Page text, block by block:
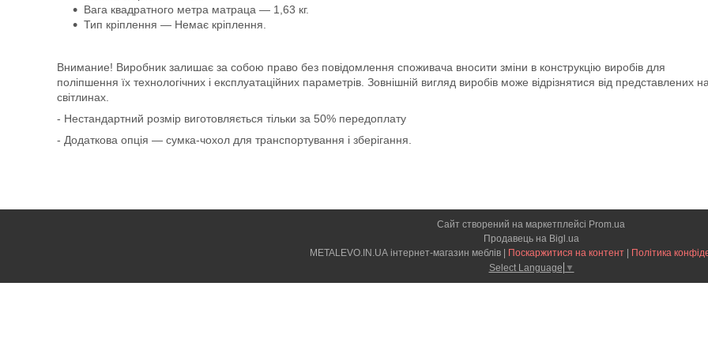
Вага квадратного метра матраца — 1,63 кг.
Тип кріплення — Немає кріплення.
Внимание! Виробник залишає за собою право без повідомлення споживача вносити зміни в конструкцію виробів для
поліпшення їх технологічних і експлуатаційних параметрів. Зовнішній вигляд виробів може відрізнятися від представлених на
світлинах.
- Нестандартний розмір виготовляється тільки за 50% передоплату
- Додаткова опція — сумка-чохол для транспортування і зберігання.
Сайт створений на маркетплейсі Prom.ua
Продавець на Bigl.ua
Поскаржитися на контент
Політика
Select Language ▼